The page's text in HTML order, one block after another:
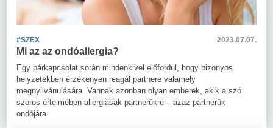
#SZEX 2023.07.07.
Mi az az ondóallergia?
Egy párkapcsolat során mindenkivel előfordul, hogy bizonyos
helyzetekben érzékenyen reagál partnere valamely
megnyilvánulására. Vannak azonban olyan emberek, akik a szó
szoros értelmében allergiásak partnerükre – azaz partnerük
ondójára.